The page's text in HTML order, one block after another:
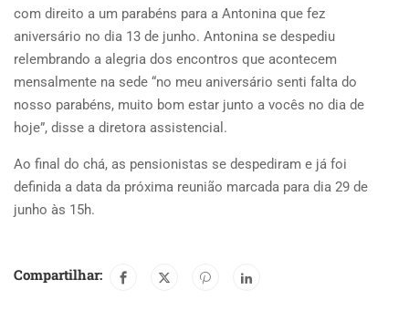
com direito a um parabéns para a Antonina que fez
aniversário no dia 13 de junho. Antonina se despediu
relembrando a alegria dos encontros que acontecem
mensalmente na sede “no meu aniversário senti falta do
nosso parabéns, muito bom estar junto a vocês no dia de
hoje”, disse a diretora assistencial.
Ao final do chá, as pensionistas se despediram e já foi
definida a data da próxima reunião marcada para dia 29 de
junho às 15h.
Compartilhar: